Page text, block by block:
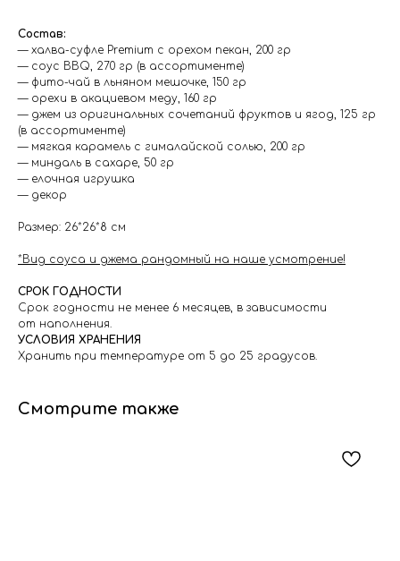
Состав:
— халва-суфле Premium с орехом пекан, 200 гр
— соус BBQ, 270 гр (в ассортименте)
— фито-чай в льняном мешочке, 150 гр
— орехи в акациевом меду, 160 гр
— джем из оригинальных сочетаний фруктов и ягод, 125 гр
(в ассортименте)
— мягкая карамель с гималайской солью, 200 гр
— миндаль в сахаре, 50 гр
— елочная игрушка
— декор
Размер: 26*26*8 см
*Вид соуса и джема рандомный на наше усмотрение!
СРОК ГОДНОСТИ
Срок годности не менее 6 месяцев, в зависимости
от наполнения.
УСЛОВИЯ ХРАНЕНИЯ
Хранить при температуре от 5 до 25 градусов.
Смотрите также